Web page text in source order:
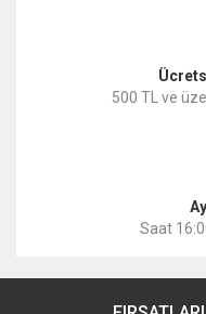
500 TL ve
Saat